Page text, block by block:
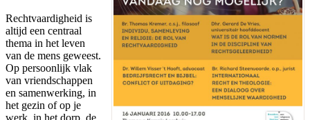
Rechtvaardigheid is
altijd een centraal
thema in het leven
van de mens geweest.
Op persoonlijk vlak
van vriendschappen
en samenwerking, in
het gezin of op je
werk, in het dorp, de